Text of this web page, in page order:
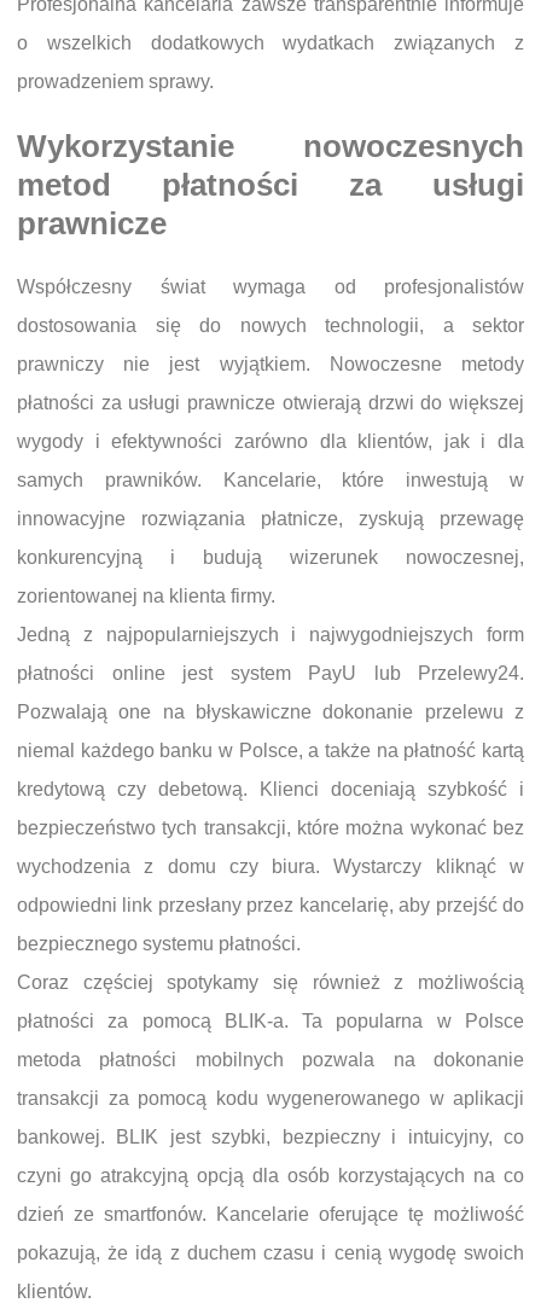
o wszelkich dodatkowych wydatkach związanych z
prowadzeniem sprawy.
Wykorzystanie nowoczesnych
metod płatności za usługi
prawnicze
Współczesny świat wymaga od profesjonalistów
dostosowania się do nowych technologii, a sektor
prawniczy nie jest wyjątkiem. Nowoczesne metody
płatności za usługi prawnicze otwierają drzwi do większej
wygody i efektywności zarówno dla klientów, jak i dla
samych prawników. Kancelarie, które inwestują w
innowacyjne rozwiązania płatnicze, zyskują przewagę
konkurencyjną i budują wizerunek nowoczesnej,
zorientowanej na klienta firmy.
Jedną z najpopularniejszych i najwygodniejszych form
płatności online jest system PayU lub Przelewy24.
Pozwalają one na błyskawiczne dokonanie przelewu z
niemal każdego banku w Polsce, a także na płatność kartą
kredytową czy debetową. Klienci doceniają szybkość i
bezpieczeństwo tych transakcji, które można wykonać bez
wychodzenia z domu czy biura. Wystarczy kliknąć w
odpowiedni link przesłany przez kancelarię, aby przejść do
bezpiecznego systemu płatności.
Coraz częściej spotykamy się również z możliwością
płatności za pomocą BLIK-a. Ta popularna w Polsce
metoda płatności mobilnych pozwala na dokonanie
transakcji za pomocą kodu wygenerowanego w aplikacji
bankowej. BLIK jest szybki, bezpieczny i intuicyjny, co
czyni go atrakcyjną opcją dla osób korzystających na co
dzień ze smartfonów. Kancelarie oferujące tę możliwość
pokazują, że idą z duchem czasu i cenią wygodę swoich
klientów.